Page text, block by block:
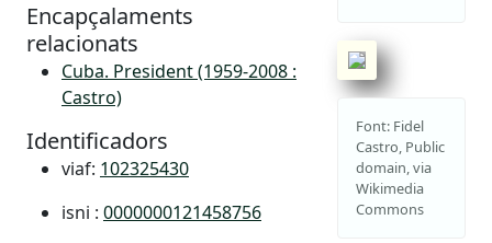
Encapçalaments
relacionats
Cuba. President (1959-2008 :
Castro)
Identificadors
viaf: 102325430
isni : 0000000121458756
Font: Fidel
Castro, Public
domain, via
Wikimedia
Commons